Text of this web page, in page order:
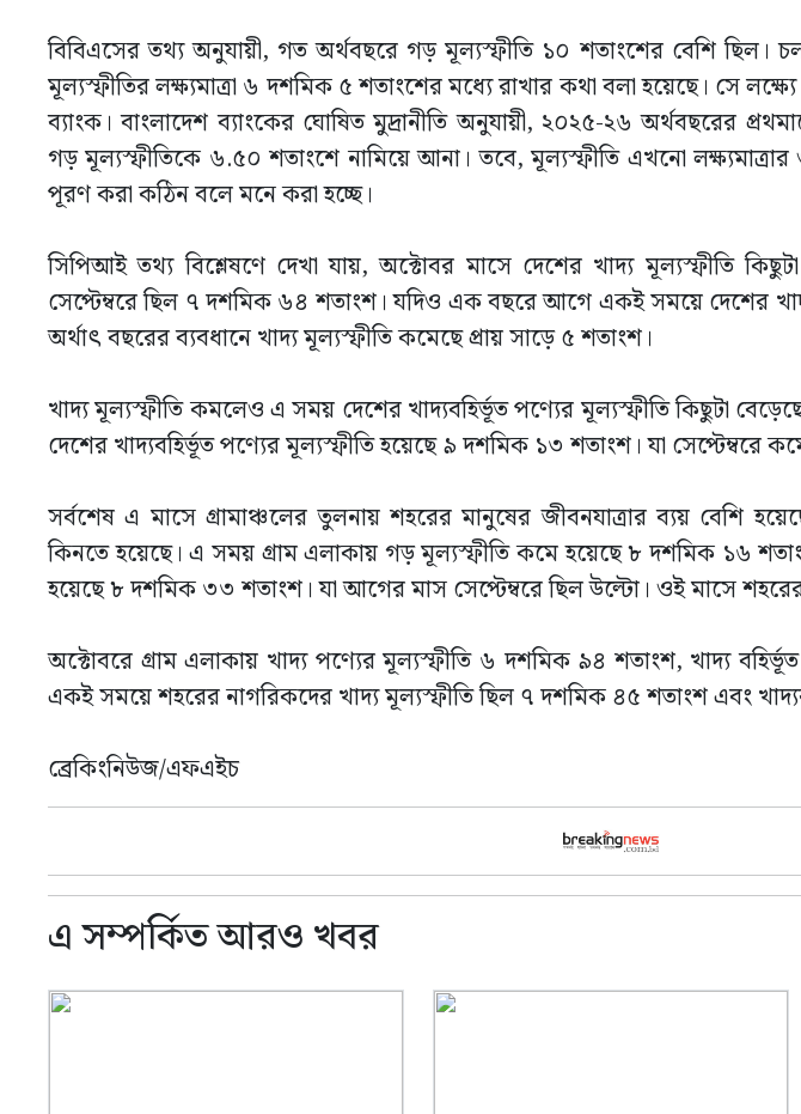
বিবিএসের তথ্য অনুযায়ী, গত অর্থবছরে গড় মূল্যস্ফীতি ১০ শতাংশের বেশি ছিল।
মূল্যস্ফীতির লক্ষ্যমাত্রা ৬ দশমিক ৫ শতাংশের মধ্যে রাখার কথা বলা হয়েছে। সে
ব্যাংক। বাংলাদেশ ব্যাংকের ঘোষিত মুদ্রানীতি অনুযায়ী, ২০২৫-২৬ অর্থবছরের
গড় মূল্যস্ফীতিকে ৬.৫০ শতাংশে নামিয়ে আনা। তবে, মূল্যস্ফীতি এখনো
পূরণ করা কঠিন বলে মনে করা হচ্ছে।
সিপিআই তথ্য বিশ্লেষণে দেখা যায়, অক্টোবর মাসে দেশের খাদ্য মূল্যস্ফীতি
সেপ্টেম্বরে ছিল ৭ দশমিক ৬৪ শতাংশ। যদিও এক বছরে আগে একই সময়ে দেশের
অর্থাৎ বছরের ব্যবধানে খাদ্য মূল্যস্ফীতি কমেছে প্রায় সাড়ে ৫ শতাংশ।
খাদ্য মূল্যস্ফীতি কমলেও এ সময় দেশের খাদ্যবহির্ভূত পণ্যের মূল্যস্ফীতি কিছুটা
দেশের খাদ্যবহির্ভূত পণ্যের মূল্যস্ফীতি হয়েছে ৯ দশমিক ১৩ শতাংশ। যা সেপ্টেম্বরে
সর্বশেষ এ মাসে গ্রামাঞ্চলের তুলনায় শহরের মানুষের জীবনযাত্রার ব্যয় বেশি
কিনতে হয়েছে। এ সময় গ্রাম এলাকায় গড় মূল্যস্ফীতি কমে হয়েছে ৮ দশমিক ১৬
হয়েছে ৮ দশমিক ৩৩ শতাংশ। যা আগের মাস সেপ্টেম্বরে ছিল উল্টো। ওই মাসে শহরের
অক্টোবরে গ্রাম এলাকায় খাদ্য পণ্যের মূল্যস্ফীতি ৬ দশমিক ৯৪ শতাংশ, খাদ্য
একই সময়ে শহরের নাগরিকদের খাদ্য মূল্যস্ফীতি ছিল ৭ দশমিক ৪৫ শতাংশ এবং
ব্রেকিংনিউজ/এফএইচ
এ সম্পর্কিত আরও খবর